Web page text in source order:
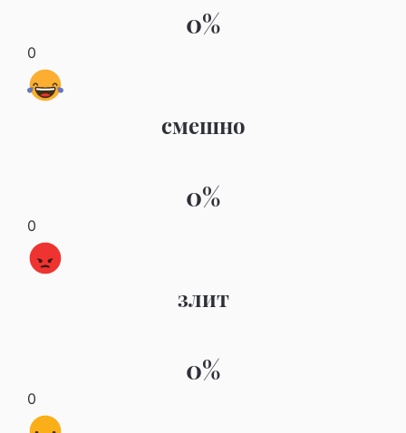
0%
0
смешно
0%
0
злит
0%
0